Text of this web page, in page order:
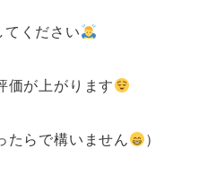
てください
価が上がります
たらで構いません ）